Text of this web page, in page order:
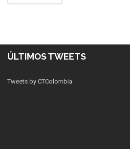
ÚLTIMOS TWEETS
Tweets by CTColombia